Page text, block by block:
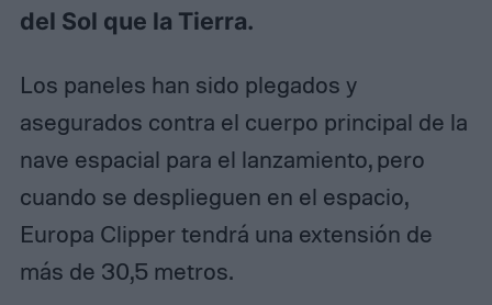
del Sol que la Tierra.
Los paneles han sido plegados y
asegurados contra el cuerpo principal de la
nave espacial para el lanzamiento, pero
cuando se desplieguen en el espacio,
Europa Clipper tendrá una extensión de
más de 30,5 metros.